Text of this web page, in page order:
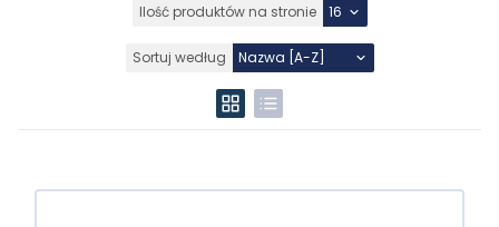
Ilość produktów na stronie
Sortuj według